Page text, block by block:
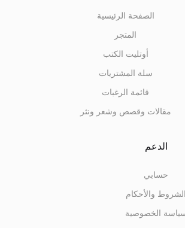
الصفحة الرئيسية
المتجر
أوتليت الكتب
سلة المشتريات
قائمة الرغبات
مقالات وقصص وشعر ونثر
الدعم
حسابي
الشروط والأحكام
الخصوصية